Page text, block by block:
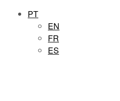
PT
EN
FR
ES